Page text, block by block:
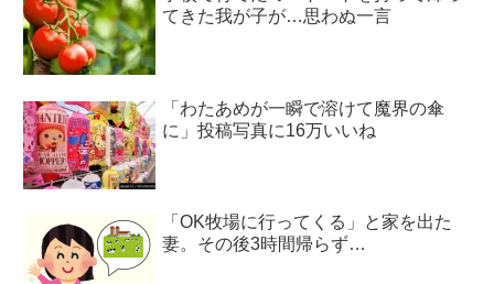
てきた我が子が…思わぬ一言
「わたあめが一瞬で溶けて魔界の傘
に」投稿写真に16万いいね
「OK牧場に行ってくる」と家を出た
妻。その後3時間帰らず…